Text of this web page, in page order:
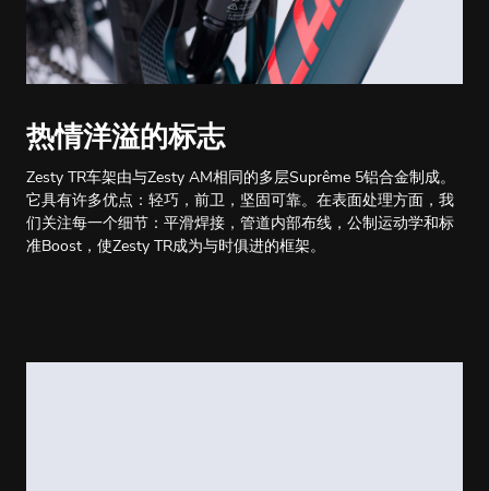
热情洋溢的标志
Zesty TR车架由与Zesty AM相同的多层Suprême 5铝合金制成。
它具有许多优点：轻巧，前卫，坚固可靠。在表面处理方面，我
们关注每一个细节：平滑焊接，管道内部布线，公制运动学和标
准Boost，使Zesty TR成为与时俱进的框架。